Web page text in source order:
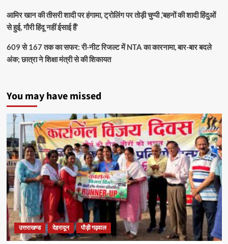
आमिर खान की तीसरी शादी पर हंगामा, ट्रोलिंग पर तोड़ी चुप्पी ,’बहनों की शादी हिंदुओं
से हुई, गौरी हिंदू नहीं ईसाई हैं’
609 से 167 तक का सफर: री-नीट रिजल्ट में NTA का कारनामा, बार-बार बदले
अंक; छात्रा ने शिक्षा मंत्री से की शिकायत
You may have missed
उत्तराखण्ड देहरादून पौड़ी गढ़वाल